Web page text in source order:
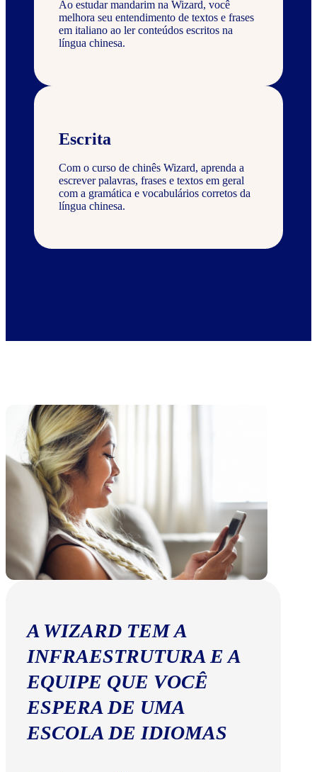
Ao estudar mandarim na Wizard, você
melhora seu entendimento de textos e frases
em italiano ao ler conteúdos escritos na
língua chinesa.
Escrita
Com o curso de chinês Wizard, aprenda a
escrever palavras, frases e textos em geral
com a gramática e vocabulários corretos da
língua chinesa.
A WIZARD TEM A
INFRAESTRUTURA E A
EQUIPE QUE VOCÊ
ESPERA DE UMA
ESCOLA DE IDIOMAS